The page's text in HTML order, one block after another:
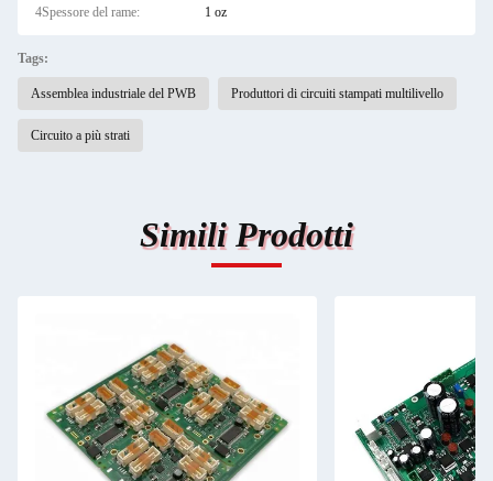
4Spessore del rame: 1 oz
Tags:
Assemblea industriale del PWB Produttori di circuiti stampati multilivello
Circuito a più strati
Simili Prodotti